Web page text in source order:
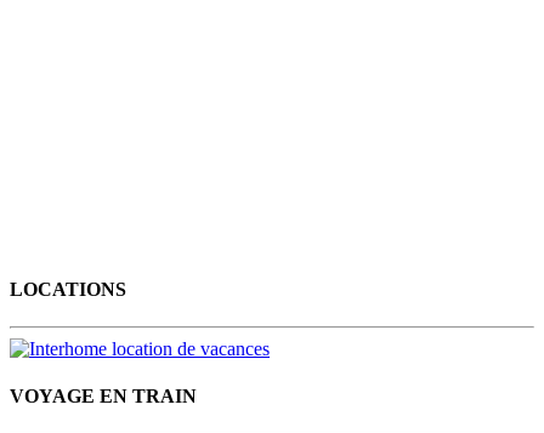
LOCATIONS
VOYAGE EN TRAIN